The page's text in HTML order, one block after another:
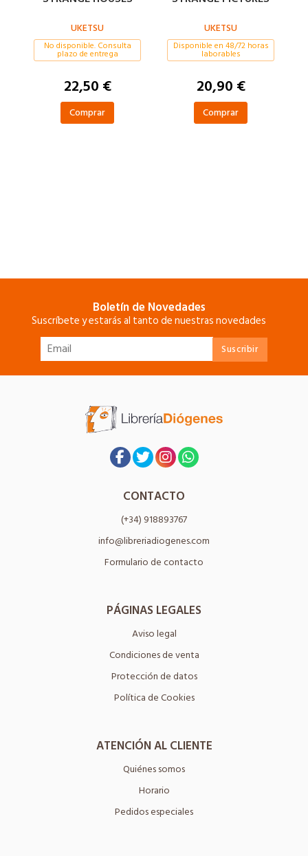
UKETSU
No disponible. Consulta
plazo de entrega
22,50 €
Comprar
UKETSU
Disponible en 48/72 horas
laborables
20,90 €
Comprar
Boletín de Novedades
Suscríbete y estarás al tanto de nuestras novedades
CONTACTO
(+34) 918893767
info@libreriadiogenes.com
Formulario de contacto
PÁGINAS LEGALES
Aviso legal
Condiciones de venta
Protección de datos
Política de Cookies
ATENCIÓN AL CLIENTE
Quiénes somos
Horario
Pedidos especiales